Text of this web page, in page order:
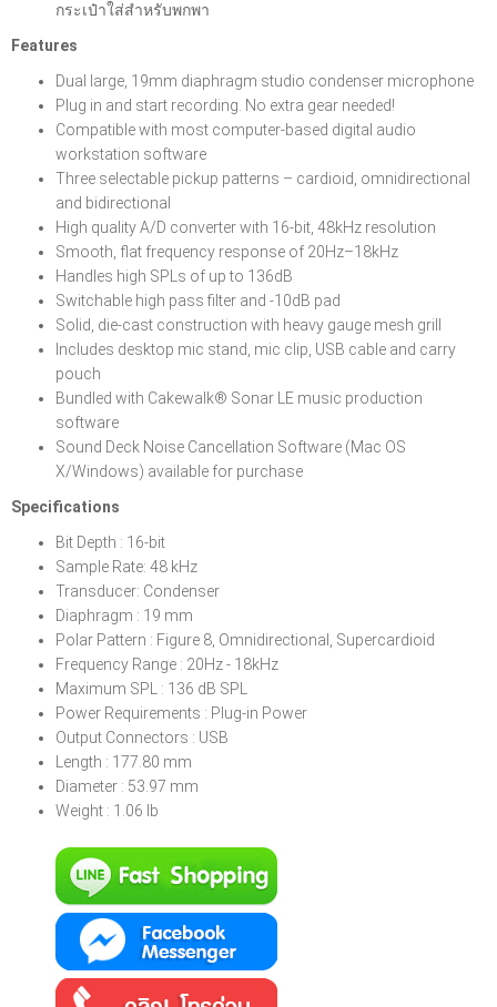
กระเป๋าใส่สำหรับพกพา
Features
Dual large, 19mm diaphragm studio condenser microphone
Plug in and start recording. No extra gear needed!
Compatible with most computer-based digital audio
workstation software
Three selectable pickup patterns – cardioid, omnidirectional
and bidirectional
High quality A/D converter with 16-bit, 48kHz resolution
Smooth, flat frequency response of 20Hz–18kHz
Handles high SPLs of up to 136dB
Switchable high pass filter and -10dB pad
Solid, die-cast construction with heavy gauge mesh grill
Includes desktop mic stand, mic clip, USB cable and carry
pouch
Bundled with Cakewalk® Sonar LE music production
software
Sound Deck Noise Cancellation Software (Mac OS
X/Windows) available for purchase
Specifications
Bit Depth : 16-bit
Sample Rate: 48 kHz
Transducer: Condenser
Diaphragm : 19 mm
Polar Pattern : Figure 8, Omnidirectional, Supercardioid
Frequency Range : 20Hz - 18kHz
Maximum SPL : 136 dB SPL
Power Requirements : Plug-in Power
Output Connectors : USB
Length : 177.80 mm
Diameter : 53.97 mm
Weight : 1.06 lb